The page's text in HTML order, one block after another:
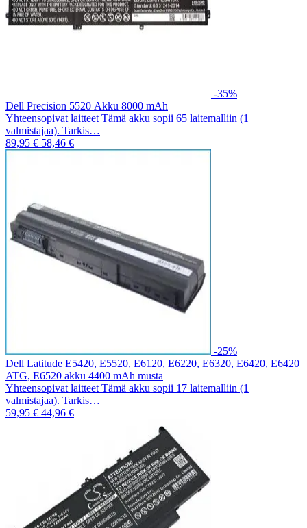
-35%
Dell Precision 5520 Akku 8000 mAh
Yhteensopivat laitteet Tämä akku sopii 65 laitemalliin (1
valmistajaa). Tarkis…
89,95 € 58,46 €
-25%
Dell Latitude E5420, E5520, E6120, E6220, E6320, E6420, E6420
ATG, E6520 akku 4400 mAh musta
Yhteensopivat laitteet Tämä akku sopii 17 laitemalliin (1
valmistajaa). Tarkis…
59,95 € 44,96 €